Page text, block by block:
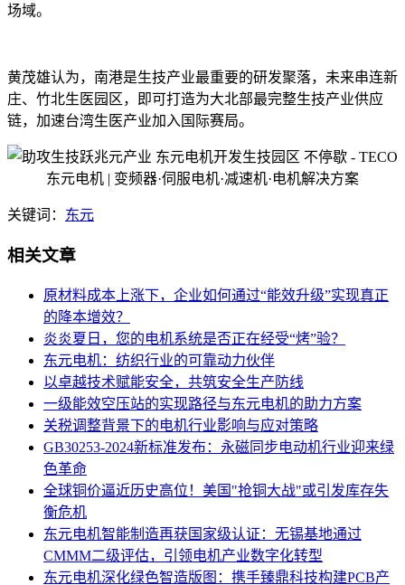
场域。
黄茂雄认为，南港是生技产业最重要的研发聚落，未来串连新
庄、竹北生医园区，即可打造为大北部最完整生技产业供应
链，加速台湾生医产业加入国际赛局。
关键词： 东元
相关文章
原材料成本上涨下，企业如何通过“能效升级”实现真正
的降本增效？
炎炎夏日，您的电机系统是否正在经受“烤”验？
东元电机：纺织行业的可靠动力伙伴
以卓越技术赋能安全，共筑安全生产防线
一级能效空压站的实现路径与东元电机的助力方案
关税调整背景下的电机行业影响与应对策略
GB30253-2024新标准发布：永磁同步电动机行业迎来绿
色革命
​全球铜价逼近历史高位！美国"抢铜大战"或引发库存失
衡危机
东元电机智能制造再获国家级认证：无锡基地通过
CMMM二级评估，引领电机产业数字化转型
东元电机深化绿色智造版图：携手臻鼎科技构建PCB产